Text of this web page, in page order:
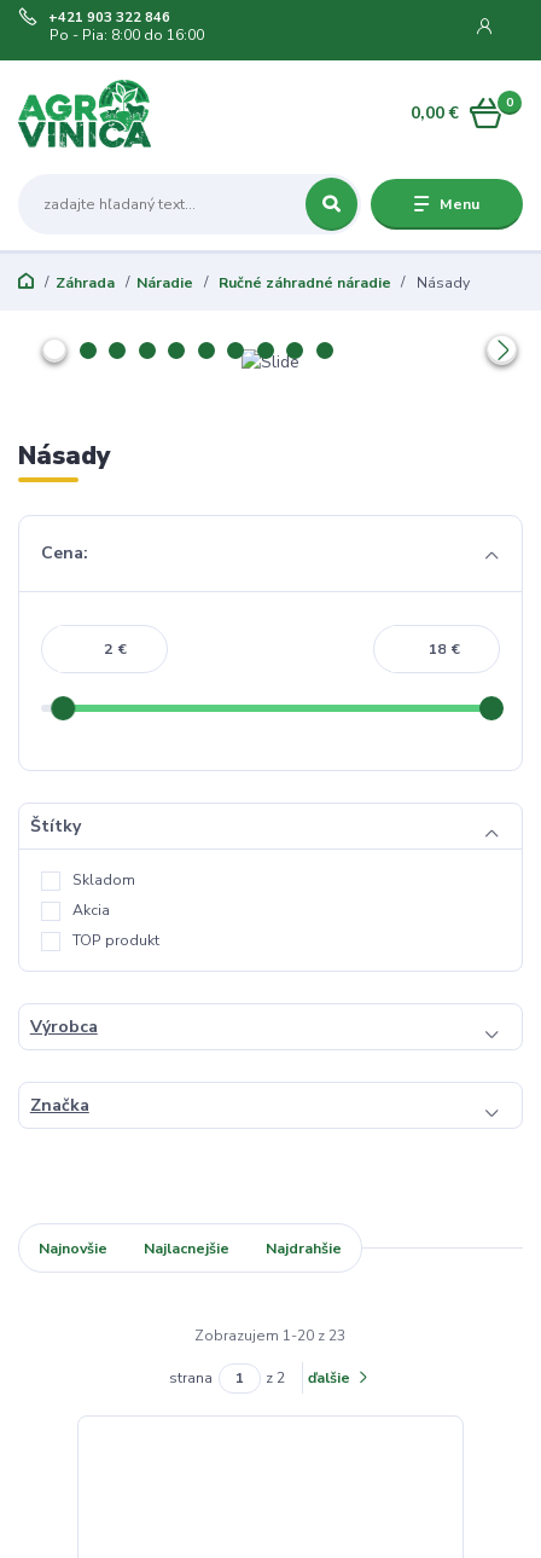
Menu
+421 903 322 846
Po - Pia: 8:00 do 16:00
0
0,00 €
Záhrada Náradie Ručné záhradné náradie Násady
Násady
Cena:
€ €
Štítky
Skladom
Akcia
TOP produkt
Výrobca
Značka
Najnovšie Najlacnejšie Najdrahšie
Zobrazujem 1-20 z 23
strana z 2 ďalšie